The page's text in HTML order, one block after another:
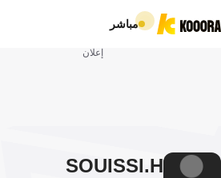
مباشر
إعلان
H.
SOUISSI